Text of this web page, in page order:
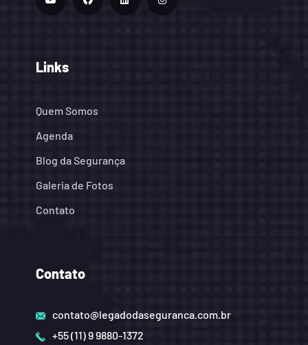
Links
Quem Somos
Agenda
Blog da Segurança
Galeria de Fotos
Contato
Contato
contato@legadodaseguranca.com.br
+55 (11) 9 9880-1372